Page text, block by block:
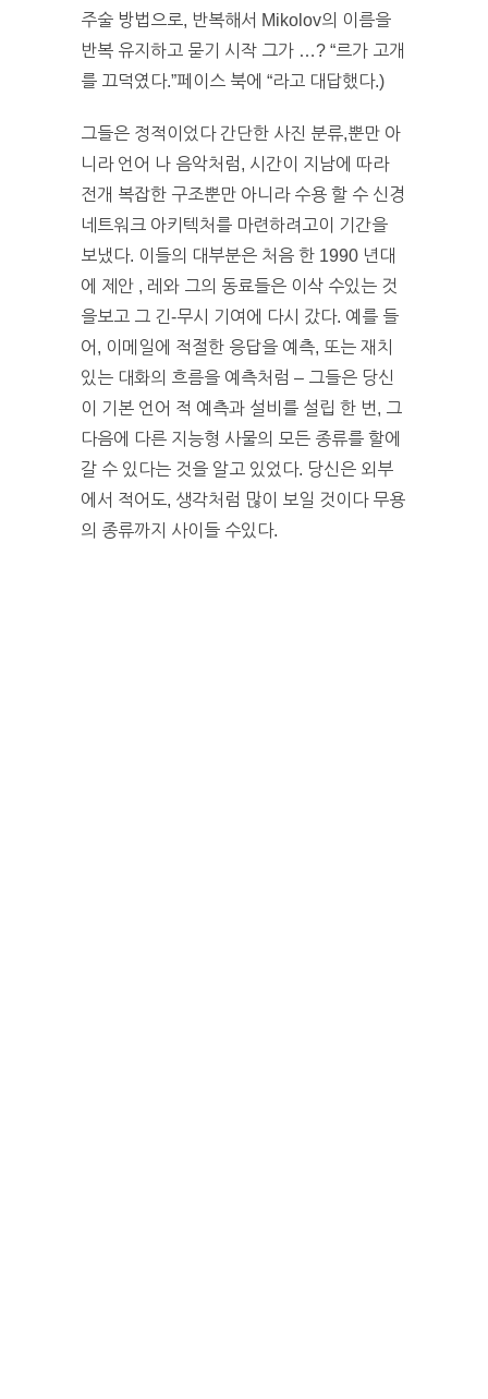
주술 방법으로, 반복해서 Mikolov의 이름을
반복 유지하고 묻기 시작 그가 …? “르가 고개
를 끄덕였다.”페이스 북에 “라고 대답했다.)
그들은 정적이었다 간단한 사진 분류,뿐만 아
니라 언어 나 음악처럼, 시간이 지남에 따라
전개 복잡한 구조뿐만 아니라 수용 할 수 신경
네트워크 아키텍처를 마련하려고이 기간을
보냈다. 이들의 대부분은 처음 한 1990 년대
에 제안 , 레와 그의 동료들은 이삭 수있는 것
을보고 그 긴-무시 기여에 다시 갔다. 예를 들
어, 이메일에 적절한 응답을 예측, 또는 재치
있는 대화의 흐름을 예측처럼 – 그들은 당신
이 기본 언어 적 예측과 설비를 설립 한 번, 그
다음에 다른 지능형 사물의 모든 종류를 할에
갈 수 있다는 것을 알고 있었다. 당신은 외부
에서 적어도, 생각처럼 많이 보일 것이다 무용
의 종류까지 사이들 수있다.